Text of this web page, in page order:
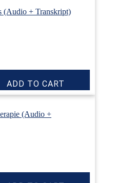
(Audio + Transkript)
(Audio +